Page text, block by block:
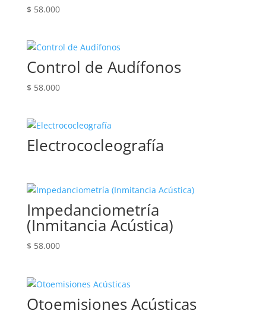
$ 58.000
Control de Audífonos
$ 58.000
Electrococleografía
Impedanciometría
(Inmitancia Acústica)
$ 58.000
Otoemisiones Acústicas